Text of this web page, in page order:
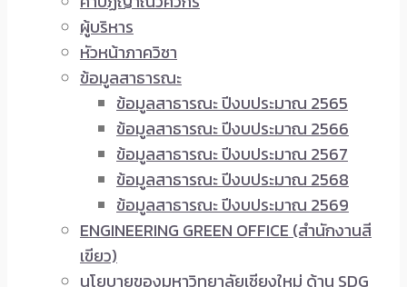
ผู้บริหาร
หัวหน้าภาควิชา
ข้อมูลสาธารณะ
ข้อมูลสาธารณะ ปีงบประมาณ 2565
ข้อมูลสาธารณะ ปีงบประมาณ 2566
ข้อมูลสาธารณะ ปีงบประมาณ 2567
ข้อมูลสาธารณะ ปีงบประมาณ 2568
ข้อมูลสาธารณะ ปีงบประมาณ 2569
ENGINEERING GREEN OFFICE (สำนักงานสี
เขียว)
นโยบายของมหาวิทยาลัยเชียงใหม่ ด้าน SDG